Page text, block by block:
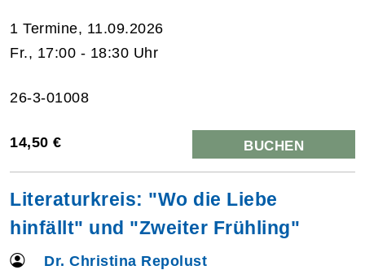
1 Termine, 11.09.2026
Fr., 17:00 - 18:30 Uhr
26-3-01008
14,50 € BUCHEN
Literaturkreis: "Wo die Liebe
hinfällt" und "Zweiter Frühling"
Dr. Christina Repolust